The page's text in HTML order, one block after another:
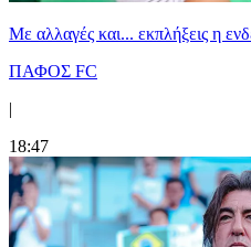
Με αλλαγές και... εκπλήξεις η
ΠΑΦΟΣ FC
|
18:47